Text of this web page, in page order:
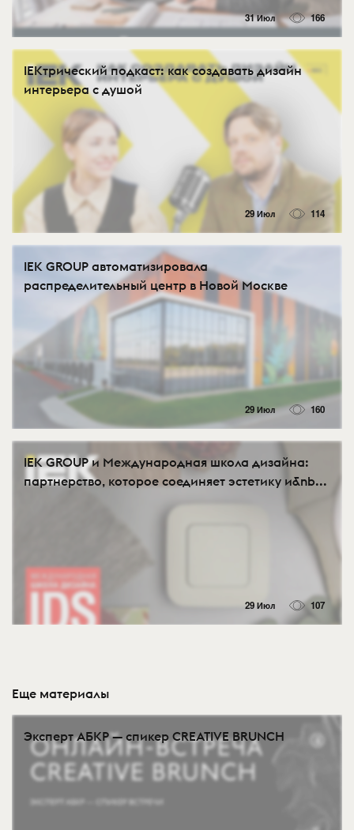
31 Июл 166
IEKтрический подкаст: как создавать дизайн
интерьера с душой
29 Июл 114
IEK GROUP автоматизировала
распределительный центр в Новой Москве
29 Июл 160
IEK GROUP и Международная школа дизайна:
партнерство, которое соединяет эстетику и&nb...
29 Июл 107
Еще материалы
Эксперт АБКР — спикер CREATIVE BRUNCH